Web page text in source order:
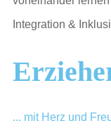
Integration &
... mit Herz und